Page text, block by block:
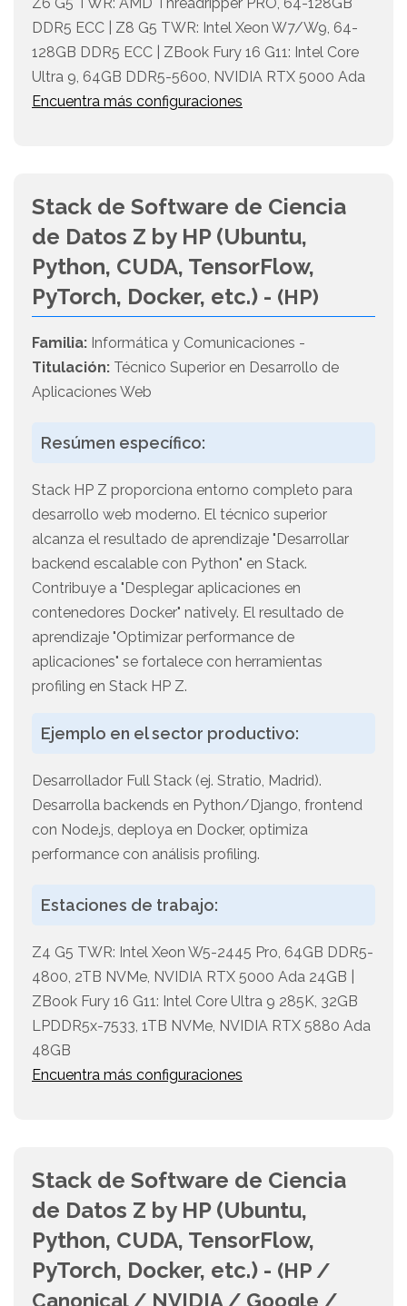
DDR5 ECC | Z8 G5 TWR: Intel Xeon W7/W9, 64-
128GB DDR5 ECC | ZBook Fury 16 G11: Intel Core
Ultra 9, 64GB DDR5-5600, NVIDIA RTX 5000 Ada
Encuentra más configuraciones
Stack de Software de Ciencia
de Datos Z by HP (Ubuntu,
Python, CUDA, TensorFlow,
PyTorch, Docker, etc.) - (HP)
Familia: Informática y Comunicaciones -
Titulación: Técnico Superior en Desarrollo de
Aplicaciones Web
Resúmen específico:
Stack HP Z proporciona entorno completo para
desarrollo web moderno. El técnico superior
alcanza el resultado de aprendizaje "Desarrollar
backend escalable con Python" en Stack.
Contribuye a "Desplegar aplicaciones en
contenedores Docker" natively. El resultado de
aprendizaje "Optimizar performance de
aplicaciones" se fortalece con herramientas
profiling en Stack HP Z.
Ejemplo en el sector productivo:
Desarrollador Full Stack (ej. Stratio, Madrid).
Desarrolla backends en Python/Django, frontend
con Node.js, deploya en Docker, optimiza
performance con análisis profiling.
Estaciones de trabajo:
Z4 G5 TWR: Intel Xeon W5-2445 Pro, 64GB DDR5-
4800, 2TB NVMe, NVIDIA RTX 5000 Ada 24GB |
ZBook Fury 16 G11: Intel Core Ultra 9 285K, 32GB
LPDDR5x-7533, 1TB NVMe, NVIDIA RTX 5880 Ada
48GB
Encuentra más configuraciones
Stack de Software de Ciencia
de Datos Z by HP (Ubuntu,
Python, CUDA, TensorFlow,
PyTorch, Docker, etc.) - (HP /
Canonical / NVIDIA / Google /